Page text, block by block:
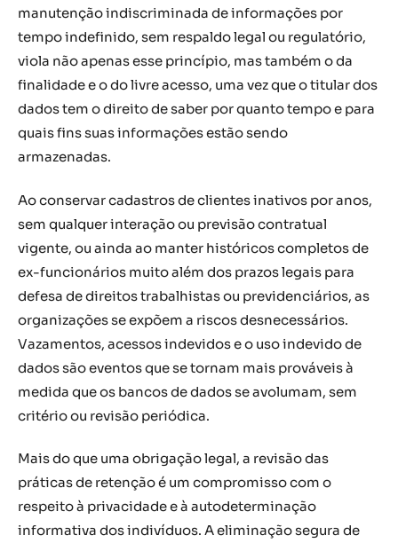
manutenção indiscriminada de informações por
tempo indefinido, sem respaldo legal ou regulatório,
viola não apenas esse princípio, mas também o da
finalidade e o do livre acesso, uma vez que o titular dos
dados tem o direito de saber por quanto tempo e para
quais fins suas informações estão sendo
armazenadas.
Ao conservar cadastros de clientes inativos por anos,
sem qualquer interação ou previsão contratual
vigente, ou ainda ao manter históricos completos de
ex-funcionários muito além dos prazos legais para
defesa de direitos trabalhistas ou previdenciários, as
organizações se expõem a riscos desnecessários.
Vazamentos, acessos indevidos e o uso indevido de
dados são eventos que se tornam mais prováveis à
medida que os bancos de dados se avolumam, sem
critério ou revisão periódica.
Mais do que uma obrigação legal, a revisão das
práticas de retenção é um compromisso com o
respeito à privacidade e à autodeterminação
informativa dos indivíduos. A eliminação segura de